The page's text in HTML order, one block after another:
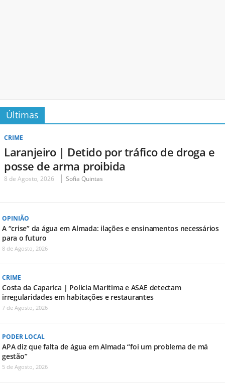
Últimas
CRIME
Laranjeiro | Detido por tráfico de droga e
posse de arma proibida
8 de Agosto, 2026 Sofia Quintas
OPINIÃO
A “crise” da água em Almada: ilações e ensinamentos necessários
para o futuro
8 de Agosto, 2026
CRIME
Costa da Caparica | Polícia Marítima e ASAE detectam
irregularidades em habitações e restaurantes
7 de Agosto, 2026
PODER LOCAL
APA diz que falta de água em Almada “foi um problema de má
gestão”
5 de Agosto, 2026